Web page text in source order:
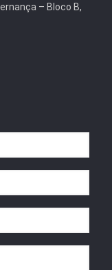
– Bloco B,